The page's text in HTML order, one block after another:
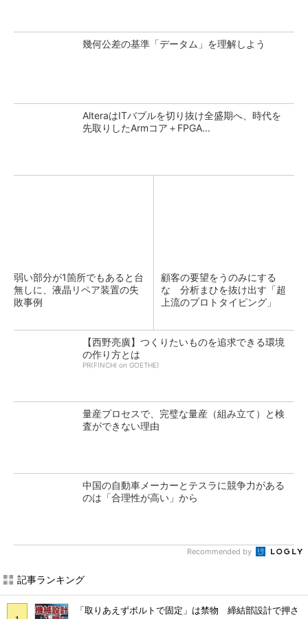
幾何公差の基準「データム」を理解しよう
AlteraはITバブルを切り抜け全盛期へ、時代を
先取りしたArmコア＋FPGA...
弱い部分が1箇所でもあると台
無しに、液晶リペア装置の失
敗事例
顧客の要望をうのみにする
な 分析まひを抜け出す「超
上流のプロトタイピング」
【西野亮廣】つくりたいものを追求できる環境
の作り方とは
PR(FINCHI on GOETHE)
量産プロセスで、完璧な量産（組み立て）と検
査ができない理由
中国の自動車メーカーとテスラに競争力がある
のは「合理性が高い」から
Recommended by
記事ランキング
「取りあえずボルトで固定」は禁物 締結部設計で押さ